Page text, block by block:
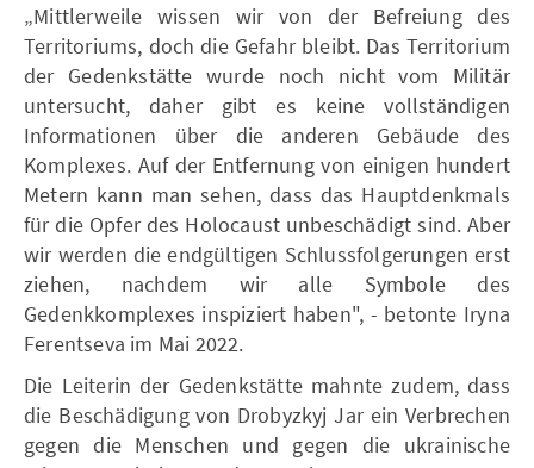
„Mittlerweile wissen wir von der Befreiung des
Territoriums, doch die Gefahr bleibt. Das Territorium
der Gedenkstätte wurde noch nicht vom Militär
untersucht, daher gibt es keine vollständigen
Informationen über die anderen Gebäude des
Komplexes. Auf der Entfernung von einigen hundert
Metern kann man sehen, dass das Hauptdenkmals
für die Opfer des Holocaust unbeschädigt sind. Aber
wir werden die endgültigen Schlussfolgerungen erst
ziehen, nachdem wir alle Symbole des
Gedenkkomplexes inspiziert haben", - betonte Iryna
Ferentseva im Mai 2022.
Die Leiterin der Gedenkstätte mahnte zudem, dass
die Beschädigung von Drobyzkyj Jar ein Verbrechen
gegen die Menschen und gegen die ukrainische